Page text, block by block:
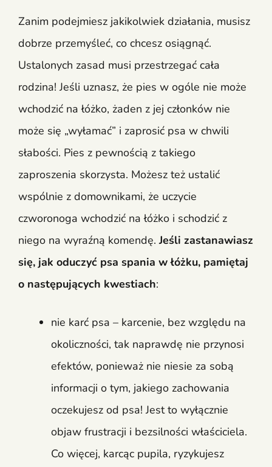
Zanim podejmiesz jakikolwiek działania, musisz
dobrze przemyśleć, co chcesz osiągnąć.
Ustalonych zasad musi przestrzegać cała
rodzina! Jeśli uznasz, że pies w ogóle nie może
wchodzić na łóżko, żaden z jej członków nie
może się „wyłamać” i zaprosić psa w chwili
słabości. Pies z pewnością z takiego
zaproszenia skorzysta. Możesz też ustalić
wspólnie z domownikami, że uczycie
czworonoga wchodzić na łóżko i schodzić z
niego na wyraźną komendę.Jeśli zastanawiasz
się, jak oduczyć psa spania w łóżku, pamiętaj
o następujących kwestiach:
nie karć psa – karcenie, bez względu na
okoliczności, tak naprawdę nie przynosi
efektów, ponieważ nie niesie za sobą
informacji o tym, jakiego zachowania
oczekujesz od psa! Jest to wyłącznie
objaw frustracji i bezsilności właściciela.
Co więcej, karcąc pupila, ryzykujesz